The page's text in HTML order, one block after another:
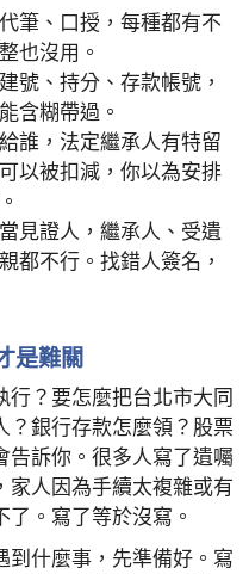
筆、口授，每種都有不
也沒用。
、持分、存款帳號，
含糊帶過。
誰，法定繼承人有特留
以被扣減，你以為安排
見證人，繼承人、受遺
都不行。找錯人簽名，
是難關
？要怎麼把台北市大同
？銀行存款怎麼領？股票
告訴你。很多人寫了遺囑
家人因為手續太複雜或有
。寫了等於沒寫。
到什麼事，先準備好。寫